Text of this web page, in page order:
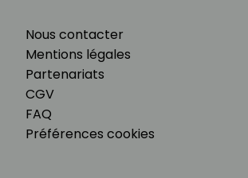
Nous contacter
Mentions légales
Partenariats
CGV
FAQ
Préférences cookies